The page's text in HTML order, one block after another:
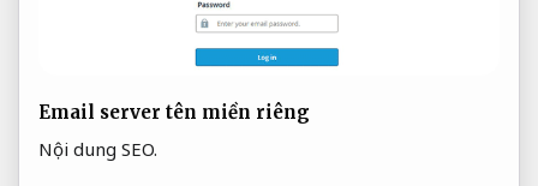
Email server tên miền riêng
Nội dung SEO.